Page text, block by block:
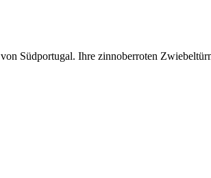
von Südportugal. Ihre zinnoberroten